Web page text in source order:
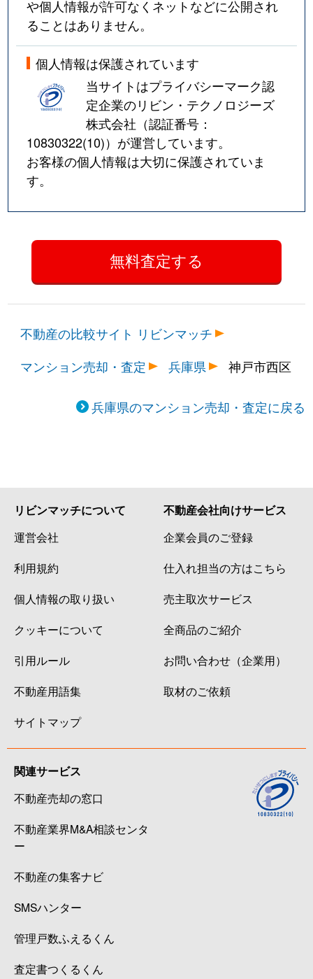
や個人情報が許可なくネットなどに公開され
ることはありません。
個人情報は保護されています
当サイトはプライバシーマーク認
定企業のリビン・テクノロジーズ
株式会社（認証番号：
10830322(10)）が運営しています。
お客様の個人情報は大切に保護されていま
す。
不動産の比較サイト リビンマッチ
マンション売却・査定
兵庫県 神戸市西区
兵庫県のマンション売却・査定に戻る
リビンマッチについて
運営会社
利用規約
個人情報の取り扱い
クッキーについて
引用ルール
不動産用語集
サイトマップ
不動産会社向けサービス
企業会員のご登録
仕入れ担当の方はこちら
売主取次サービス
全商品のご紹介
お問い合わせ（企業用）
取材のご依頼
関連サービス
不動産売却の窓口
不動産業界M&A相談センタ
ー
不動産の集客ナビ
SMSハンター
管理戸数ふえるくん
査定書つくるくん